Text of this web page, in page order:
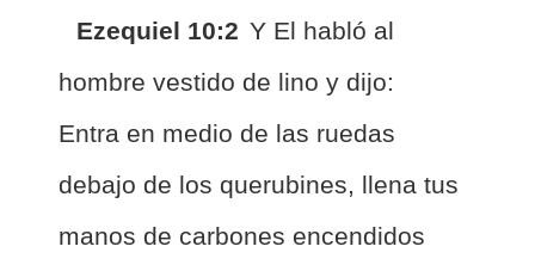
Ezequiel 10:2 Y El habló al
hombre vestido de lino y dijo:
Entra en medio de las ruedas
debajo de los querubines, llena tus
manos de carbones encendidos